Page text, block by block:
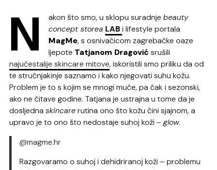
N akon što smo, u sklopu suradnjebeauty
concept storea LABi lifestyle portala
MagMe, s osnivačicom zagrebačke oaze
ljepote Tatjanom Dragović srušili
najučestalije skincare mitove, iskoristili smo priliku da od
te stručnjakinje saznamo i kako njegovati suhu kožu.
Problem je to s kojim se mnogi muče, pa čak i sezonski,
ako ne čitave godine. Tatjana je ustrajna u tome da je
dosljednaskincarerutina ono što kožu čini sjajnom, a
upravo je to ono što nedostaje suhoj koži –glow.
@magme.hr
Razgovaramo o suhoj i dehidriranoj koži – problemu